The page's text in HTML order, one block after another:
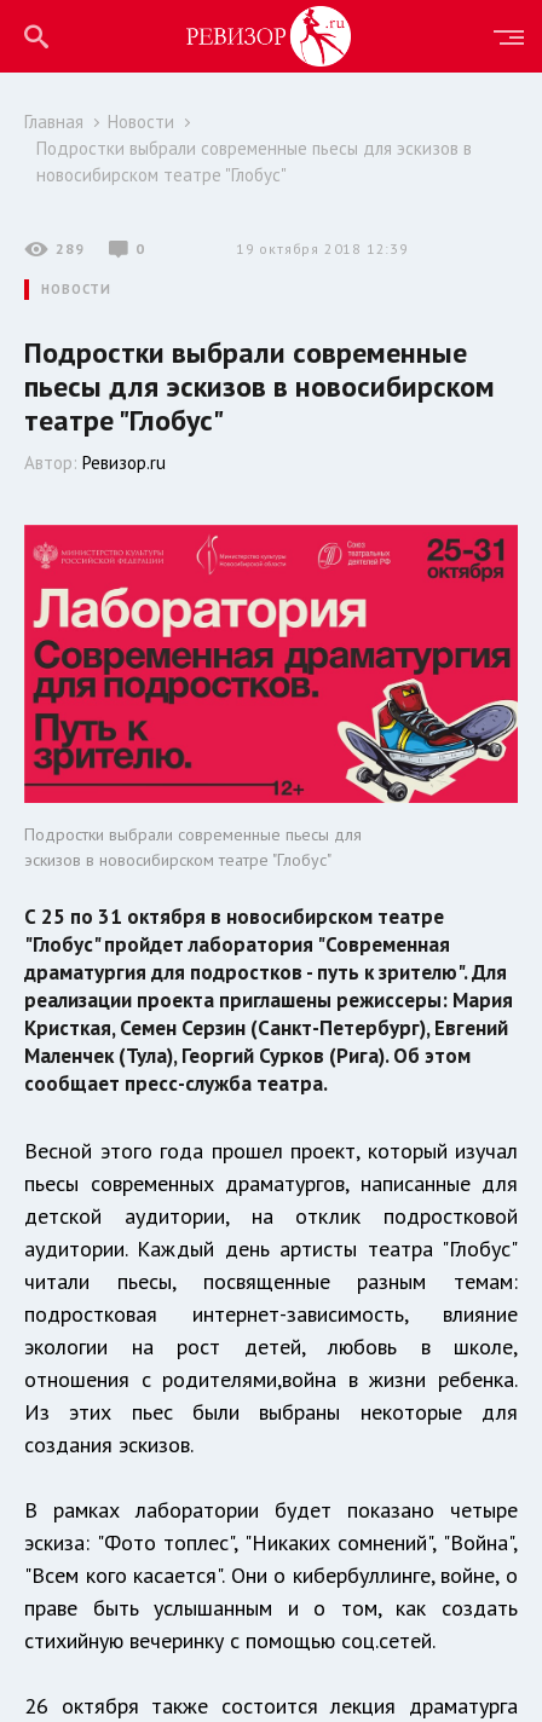
Главная
Новости
Подростки выбрали современные пьесы для эскизов в
новосибирском театре "Глобус"
289 0 19 октября 2018 12:39
НОВОСТИ
Подростки выбрали современные
пьесы для эскизов в новосибирском
театре "Глобус"
Автор: Ревизор.ru
Подростки выбрали современные пьесы для
эскизов в новосибирском театре "Глобус"
С 25 по 31 октября в новосибирском театре
"Глобус" пройдет лаборатория "Современная
драматургия для подростков - путь к зрителю". Для
реализации проекта приглашены режиссеры: Мария
Кристкая, Семен Серзин (Санкт-Петербург), Евгений
Маленчек (Тула), Георгий Сурков (Рига). Об этом
сообщает пресс-служба театра.
Весной этого года прошел проект, который изучал
пьесы современных драматургов, написанные для
детской аудитории, на отклик подростковой
аудитории. Каждый день артисты театра "Глобус"
читали пьесы, посвященные разным темам:
подростковая интернет-зависимость, влияние
экологии на рост детей, любовь в школе,
отношения с родителями,война в жизни ребенка.
Из этих пьес были выбраны некоторые для
создания эскизов.
В рамках лаборатории будет показано четыре
эскиза: "Фото топлес", "Никаких сомнений", "Война",
"Всем кого касается". Они о кибербуллинге, войне, о
праве быть услышанным и о том, как создать
стихийную вечеринку с помощью соц.сетей.
26 октября также состоится лекция драматурга